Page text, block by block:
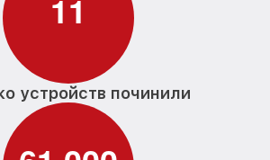
11
устройств починили